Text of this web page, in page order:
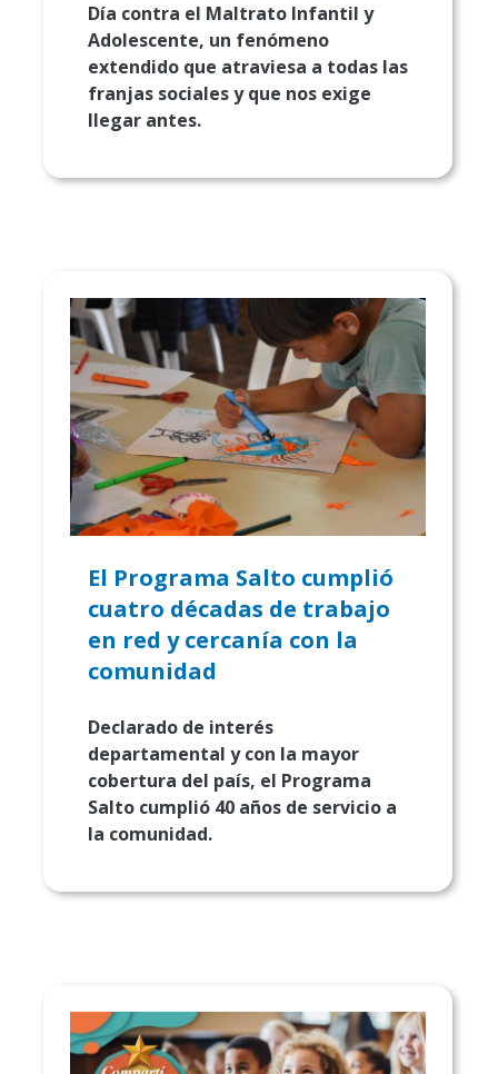
Día contra el Maltrato Infantil y
Adolescente, un fenómeno
extendido que atraviesa a todas las
franjas sociales y que nos exige
llegar antes.
El Programa Salto cumplió
cuatro décadas de trabajo
en red y cercanía con la
comunidad
Declarado de interés
departamental y con la mayor
cobertura del país, el Programa
Salto cumplió 40 años de servicio a
la comunidad.